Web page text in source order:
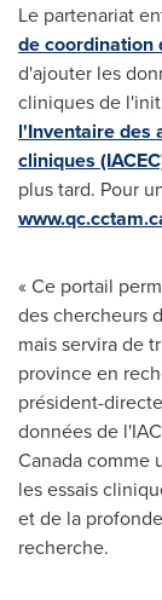
Le partenariat
de coordination
d'ajouter les
cliniques de
l'Inventaire des
cliniques
plus tard. Pour
« Ce portail
des chercheurs
mais servira de
province en
président-
données de
Canadacomme
les essais
et de la
recherche.